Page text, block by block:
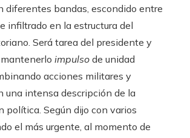
diferentes bandas, escondido entre
infiltrado en la estructura del
Será tarea del presidente y
impulso de unidad
acciones militares y
una intensa descripción de la
política. Según dijo con varios
el más urgente, al momento de